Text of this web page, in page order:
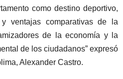
como destino deportivo,
ventajas comparativas de la
de la economía y la
de los ciudadanos” expresó
Alexander Castro.